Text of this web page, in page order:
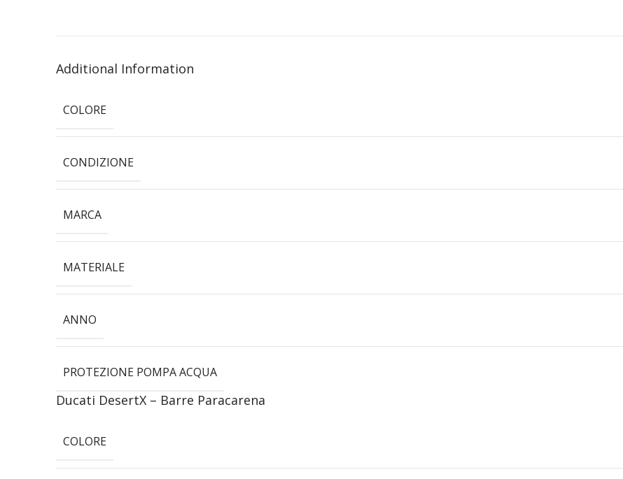
Additional Information
COLORE
CONDIZIONE
MARCA
MATERIALE
ANNO
PROTEZIONE POMPA ACQUA
Ducati DesertX – Barre Paracarena
COLORE